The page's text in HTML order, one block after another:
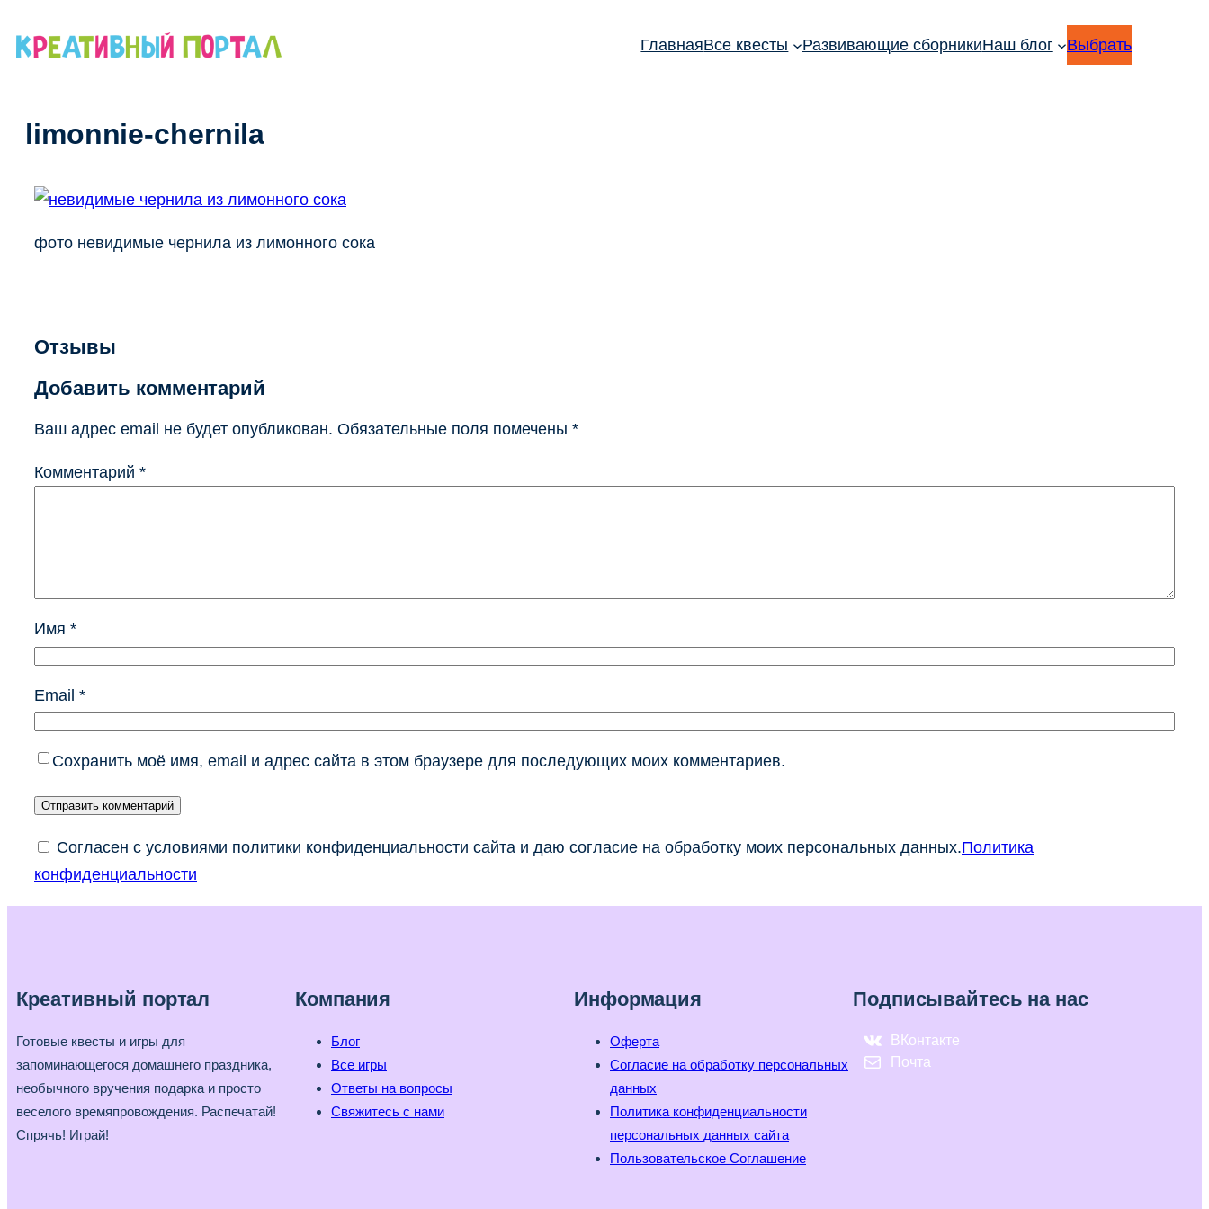
ГлавнаяВсе квесты Развивающие сборникиНаш блог Выбрать
limonnie-chernila
фото невидимые чернила из лимонного сока
Отзывы
Добавить комментарий
Ваш адрес email не будет опубликован. Обязательные поля помечены *
Комментарий *
Имя *
Email *
Сохранить моё имя, email и адрес сайта в этом браузере для последующих моих комментариев.
Согласен с условиями политики конфиденциальности сайта и даю согласие на обработку моих персональных данных.Политика
конфиденциальности
Креативный портал
Готовые квесты и игры для
запоминающегося домашнего праздника,
необычного вручения подарка и просто
веселого времяпровождения. Распечатай!
Спрячь! Играй!
Компания
Блог
Все игры
Ответы на вопросы
Свяжитесь с нами
Информация
Оферта
Согласие на обработку персональных
данных
Политика конфиденциальности
персональных данных сайта
Пользовательское Соглашение
Подписывайтесь на нас
ВКонтакте
Почта